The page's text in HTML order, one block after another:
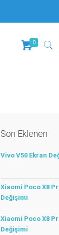
0
Son Eklenen
Vivo V50 Ekran
Xiaomi Poco X8
Değişimi
Xiaomi Poco X8
Değişimi